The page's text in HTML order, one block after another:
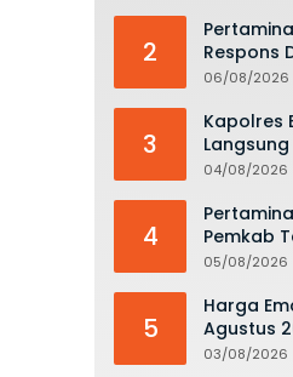
2
Respons
Terminal
BBM
06/08/2026
3
Kapolres
SMAN 2,
04/08/2026
4
Pemkab
05/08/2026
5
Harga
Agustus
Gram
03/08/2026